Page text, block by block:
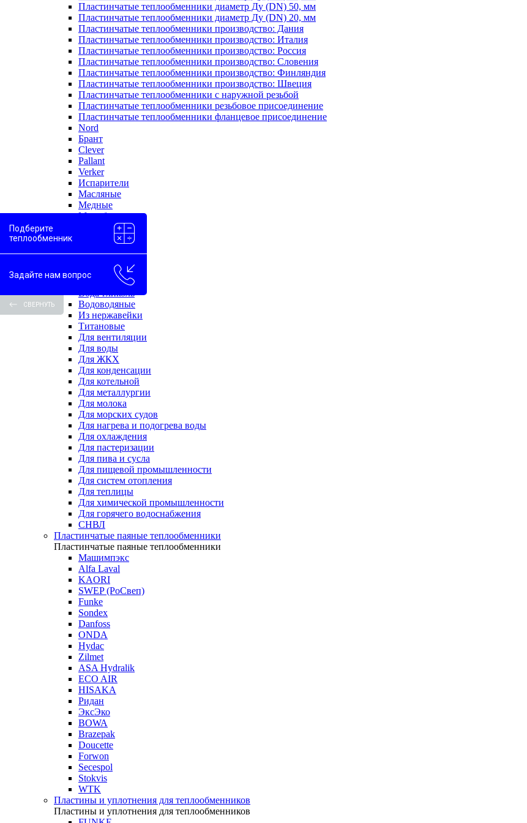
Пластинчатые теплообменники диаметр Ду (DN) 50, мм
Пластинчатые теплообменники диаметр Ду (DN) 20, мм
Пластинчатые теплообменники производство: Дания
Пластинчатые теплообменники производство: Италия
Пластинчатые теплообменники производство: Россия
Пластинчатые теплообменники производство: Словения
Пластинчатые теплообменники производство: Финляндия
Пластинчатые теплообменники производство: Швеция
Пластинчатые теплообменники с наружной резьбой
Пластинчатые теплообменники резьбовое присоединение
Пластинчатые теплообменники фланцевое присоединение
Nord
Брант
Clever
Pallant
Verker
Испарители
Масляные
Медные
Моноблоки
Одноходовые
Пароводяные
Двухконтурные
Вода-вода
Вода-гликоль
Водоводяные
Из нержавейки
Титановые
Для вентиляции
Для воды
Для ЖКХ
Для конденсации
Для котельной
Для металлургии
Для молока
Для морских судов
Для нагрева и подогрева воды
Для охлаждения
Для пастеризации
Для пива и сусла
Для пищевой промышленности
Для систем отопления
Для теплицы
Для химической промышленности
Для горячего водоснабжения
СНВЛ
Пластинчатые паяные теплообменники
Пластинчатые паяные теплообменники
Машимпэкс
Alfa Laval
KAORI
SWEP (РоСвеп)
Funke
Sondex
Danfoss
ONDA
Hydac
Zilmet
ASA Hydralik
ECO AIR
HISAKA
Ридан
ЭксЭко
BOWA
Brazepak
Doucette
Forwon
Secespol
Stokvis
WTK
Пластины и уплотнения для теплообменников
Пластины и уплотнения для теплообменников
Подберите
теплообменник
Задайте нам вопрос
СВЕРНУТЬ